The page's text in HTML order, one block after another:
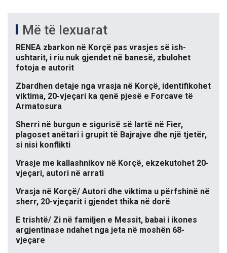
Më të lexuarat
RENEA zbarkon në Korçë pas vrasjes së ish-
ushtarit, i riu nuk gjendet në banesë, zbulohet
fotoja e autorit
Zbardhen detaje nga vrasja në Korçë, identifikohet
viktima, 20-vjeçari ka qenë pjesë e Forcave të
Armatosura
Sherri në burgun e sigurisë së lartë në Fier,
plagoset anëtari i grupit të Bajrajve dhe një tjetër,
si nisi konflikti
Vrasje me kallashnikov në Korçë, ekzekutohet 20-
vjeçari, autori në arrati
Vrasja në Korçë/ Autori dhe viktima u përfshinë në
sherr, 20-vjeçarit i gjendet thika në dorë
E trishtë/ Zi në familjen e Messit, babai i ikones
argjentinase ndahet nga jeta në moshën 68-
vjeçare